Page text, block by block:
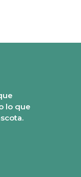
lo que